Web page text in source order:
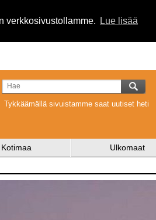
verkkosivustollamme. Lue lisää
Tykkäämällä sivuistamme saat uutiset heti
Kotimaa Ulkomaat